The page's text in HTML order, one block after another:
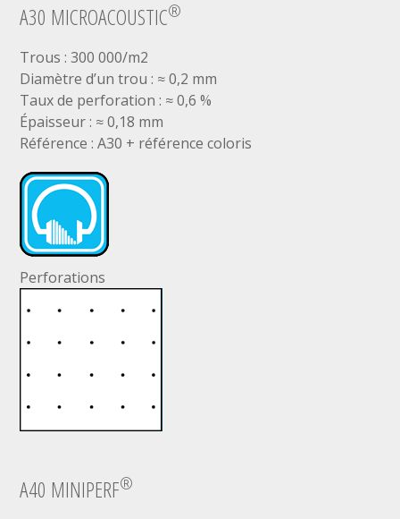
A30 MICROACOUSTIC®
Trous : 300 000/m2
Diamètre d’un trou : ≈ 0,2 mm
Taux de perforation : ≈ 0,6 %
Épaisseur : ≈ 0,18 mm
Référence : A30 + référence coloris
Perforations
A40 MINIPERF®